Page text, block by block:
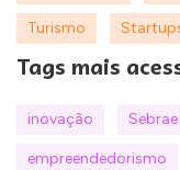
Turismo
Tags mais
inovação Sebrae
empreendedorismo